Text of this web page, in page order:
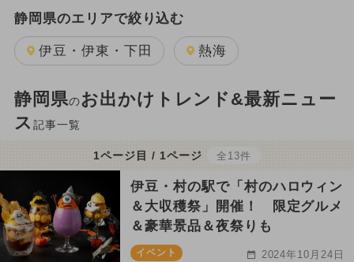
静岡県のエリアで絞り込む
伊豆・伊東・下田 熱海
静岡県のお出かけトレンド&最新ニュー
ス 記事一覧
1ページ目 / 1ページ 全13件
伊豆・村の駅で「村のハロウィン
＆大収穫祭」開催！ 限定グルメ
＆豪華景品＆夜祭りも
イベント 2024年10月24日